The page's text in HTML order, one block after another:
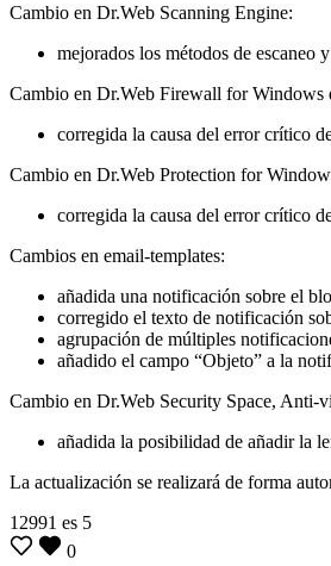
Cambio en Dr.Web Scanning Engine:
mejorados los métodos de escaneo
Cambio en Dr.Web Firewall for Windows
corregida la causa del error crítico
Cambio en Dr.Web Protection for
corregida la causa del error crítico
Cambios en email-templates:
añadida una notificación sobre el
corregido el texto de notificación
agrupación de múltiples
añadido el campo “Objeto” a la
Cambio en Dr.Web Security Space, Anti-
añadida la posibilidad de añadir la
La actualización se realizará de forma
12991 es 5
0